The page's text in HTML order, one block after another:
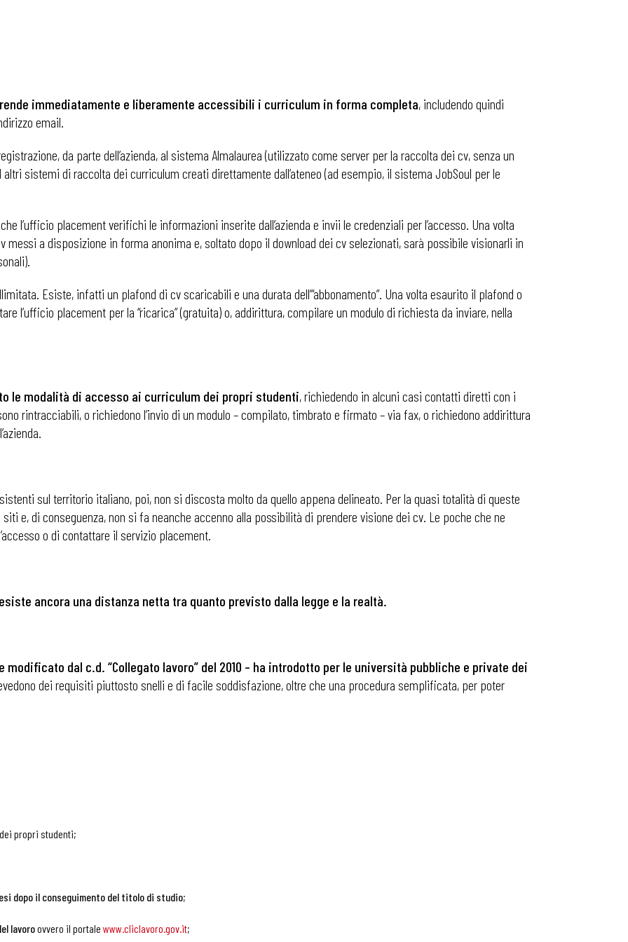
immediatamente e liberamente accessibili i curriculum in forma completa, includendo quindi
email.
da parte dell’azienda, al sistema Almalaurea (utilizzato come server per la raccolta dei cv, senza un
sistemi di raccolta dei curriculum creati direttamente dall’ateneo (ad esempio, il sistema JobSoul per le
l’ufficio placement verifichi le informazioni inserite dall’azienda e invii le credenziali per l’accesso. Una volta
messi a disposizione in forma anonima e, soltato dopo il download dei cv selezionati, sarà possibile visionarli in
Esiste, infatti un plafond di cv scaricabili e una durata dell’“abbonamento”. Una volta esaurito il plafond o
l’ufficio placement per la “ricarica” (gratuita) o, addirittura, compilare un modulo di richiesta da inviare, nella
le modalità di accesso ai curriculum dei propri studenti, richiedendo in alcuni casi contatti diretti con i
rintracciabili, o richiedono l’invio di un modulo – compilato, timbrato e firmato – via fax, o richiedono addirittura
sul territorio italiano, poi, non si discosta molto da quello appena delineato. Per la quasi totalità di queste
siti e, di conseguenza, non si fa neanche accenno alla possibilità di prendere visione dei cv. Le poche che ne
o di contattare il servizio placement.
ancora una distanza netta tra quanto previsto dalla legge e la realtà.
modificato dal c.d. “Collegato lavoro” del 2010 – ha introdotto per le università pubbliche e private dei
dei requisiti piuttosto snelli e di facile soddisfazione, oltre che una procedura semplificata, per poter
propri studenti;
dopo il conseguimento del titolo di studio;
lavoroovvero il portale www.cliclavoro.gov.it;